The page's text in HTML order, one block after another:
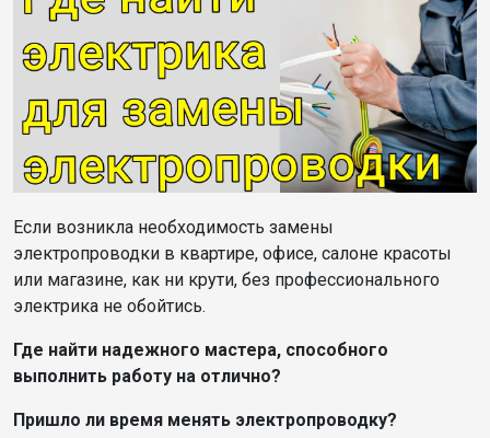
Если возникла необходимость замены
электропроводки в квартире, офисе, салоне красоты
или магазине, как ни крути, без профессионального
электрика не обойтись.
Где найти надежного мастера, способного
выполнить работу на отлично?
Пришло ли время менять электропроводку?